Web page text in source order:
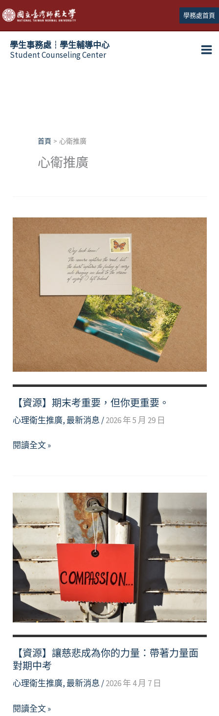
跳
至
主
學務處首頁
學生事務處┆學生輔導中心
Student Counseling Center
首頁 心衛推廣
心衛推廣
【資源】期末考重要，但你更重要。
心理衛生推廣, 最新消息 /2026 年 5 月 29 日
【資
重
要，
但
你
更
要。
閱讀全文 »
【資源】讓慈悲成為你的力量：帶著力量面
對期中考
心理衛生推廣, 最新消息 /2026 年 4 月 7 日
【資
閱讀全文 »